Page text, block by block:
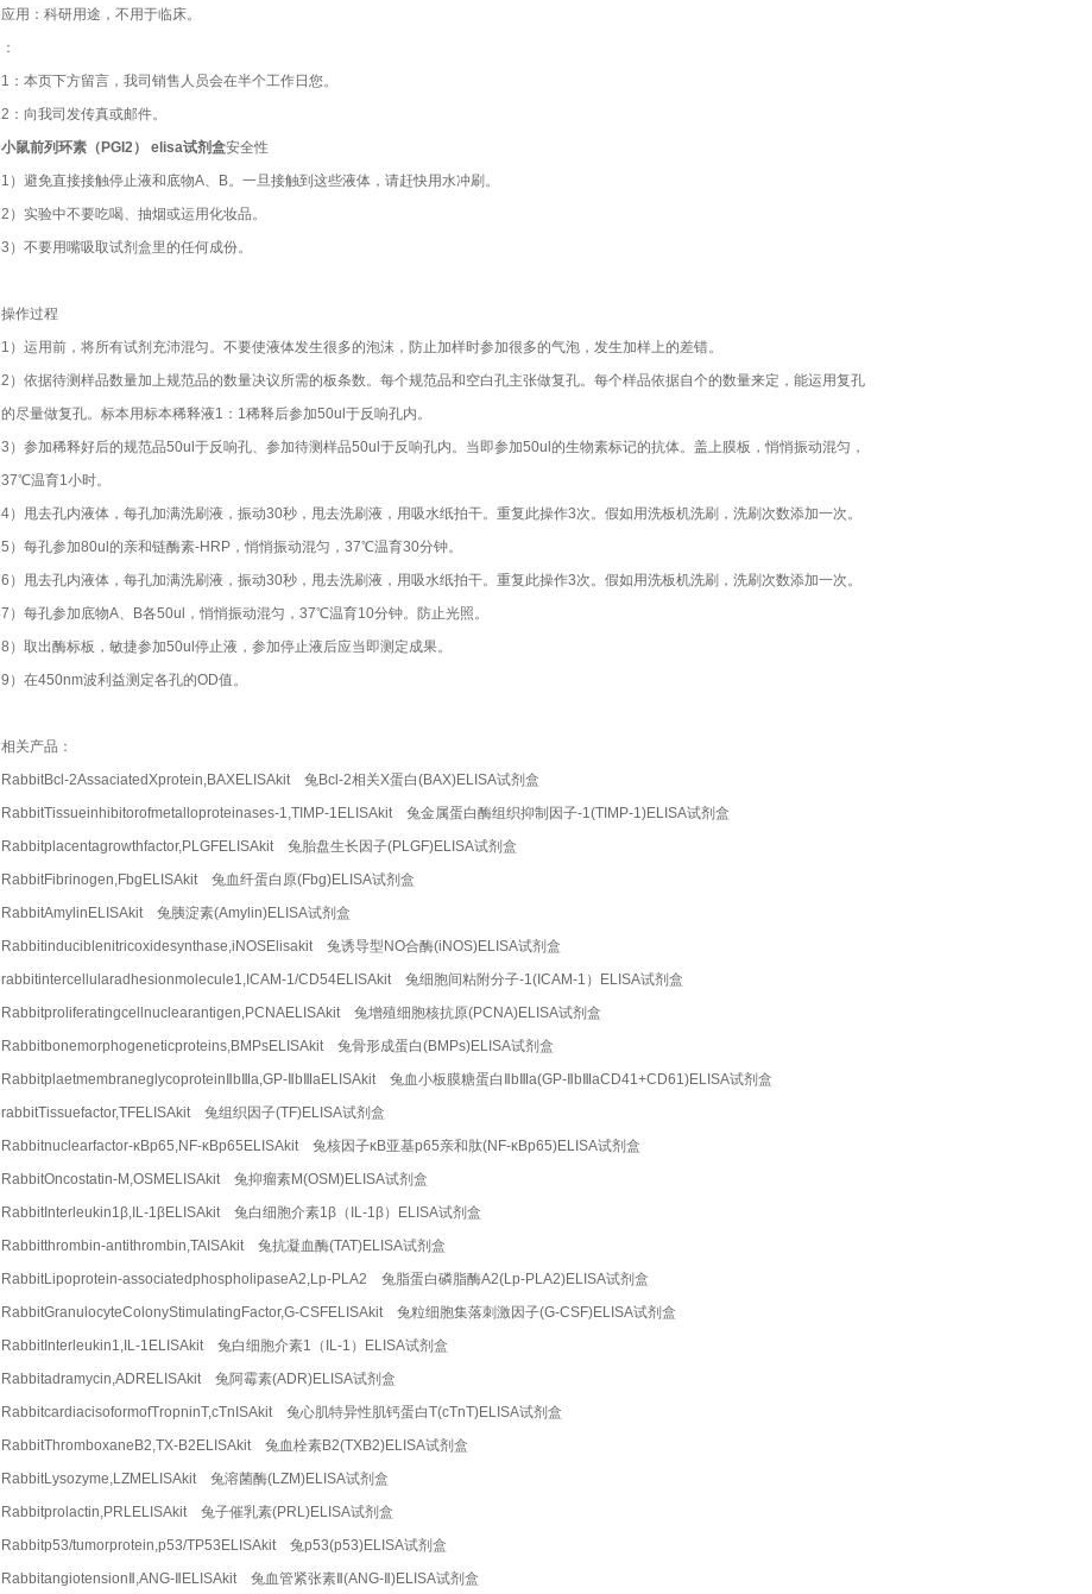
应用：科研用途，不用于临床。
：
1：本页下方留言，我司销售人员会在半个工作日您。
2：向我司发传真或邮件。
小鼠前列环素（PGI2） elisa试剂盒安全性
1）避免直接接触停止液和底物A、B。一旦接触到这些液体，请赶快用水冲刷。
2）实验中不要吃喝、抽烟或运用化妆品。
3）不要用嘴吸取试剂盒里的任何成份。
操作过程
1）运用前，将所有试剂充沛混匀。不要使液体发生很多的泡沫，防止加样时参加很多的气泡，发生加样上的差错。
2）依据待测样品数量加上规范品的数量决议所需的板条数。每个规范品和空白孔主张做复孔。每个样品依据自个的数量来定，能运用复孔
的尽量做复孔。标本用标本稀释液1：1稀释后参加50ul于反响孔内。
3）参加稀释好后的规范品50ul于反响孔、参加待测样品50ul于反响孔内。当即参加50ul的生物素标记的抗体。盖上膜板，悄悄振动混匀，
37℃温育1小时。
4）甩去孔内液体，每孔加满洗刷液，振动30秒，甩去洗刷液，用吸水纸拍干。重复此操作3次。假如用洗板机洗刷，洗刷次数添加一次。
5）每孔参加80ul的亲和链酶素-HRP，悄悄振动混匀，37℃温育30分钟。
6）甩去孔内液体，每孔加满洗刷液，振动30秒，甩去洗刷液，用吸水纸拍干。重复此操作3次。假如用洗板机洗刷，洗刷次数添加一次。
7）每孔参加底物A、B各50ul，悄悄振动混匀，37℃温育10分钟。防止光照。
8）取出酶标板，敏捷参加50ul停止液，参加停止液后应当即测定成果。
9）在450nm波利益测定各孔的OD值。
相关产品：
RabbitBcl-2AssaciatedXprotein,BAXELISAkit 兔Bcl-2相关X蛋白(BAX)ELISA试剂盒
RabbitTissueinhibitorofmetalloproteinases-1,TIMP-1ELISAkit 兔金属蛋白酶组织抑制因子-1(TIMP-1)ELISA试剂盒
Rabbitplacentagrowthfactor,PLGFELISAkit 兔胎盘生长因子(PLGF)ELISA试剂盒
RabbitFibrinogen,FbgELISAkit 兔血纤蛋白原(Fbg)ELISA试剂盒
RabbitAmylinELISAkit 兔胰淀素(Amylin)ELISA试剂盒
Rabbitinduciblenitricoxidesynthase,iNOSElisakit 兔诱导型NO合酶(iNOS)ELISA试剂盒
rabbitintercellularadhesionmolecule1,ICAM-1/CD54ELISAkit 兔细胞间粘附分子-1(ICAM-1）ELISA试剂盒
Rabbitproliferatingcellnuclearantigen,PCNAELISAkit 兔增殖细胞核抗原(PCNA)ELISA试剂盒
Rabbitbonemorphogeneticproteins,BMPsELISAkit 兔骨形成蛋白(BMPs)ELISA试剂盒
RabbitplaetmembraneglycoproteinⅡbⅢa,GP-ⅡbⅢaELISAkit 兔血小板膜糖蛋白ⅡbⅢa(GP-ⅡbⅢaCD41+CD61)ELISA试剂盒
rabbitTissuefactor,TFELISAkit 兔组织因子(TF)ELISA试剂盒
Rabbitnuclearfactor-κBp65,NF-κBp65ELISAkit 兔核因子κB亚基p65亲和肽(NF-κBp65)ELISA试剂盒
RabbitOncostatin-M,OSMELISAkit 兔抑瘤素M(OSM)ELISA试剂盒
RabbitInterleukin1β,IL-1βELISAkit 兔白细胞介素1β（IL-1β）ELISA试剂盒
Rabbitthrombin-antithrombin,TAISAkit 兔抗凝血酶(TAT)ELISA试剂盒
RabbitLipoprotein-associatedphospholipaseA2,Lp-PLA2 兔脂蛋白磷脂酶A2(Lp-PLA2)ELISA试剂盒
RabbitGranulocyteColonyStimulatingFactor,G-CSFELISAkit 兔粒细胞集落刺激因子(G-CSF)ELISA试剂盒
RabbitInterleukin1,IL-1ELISAkit 兔白细胞介素1（IL-1）ELISA试剂盒
Rabbitadramycin,ADRELISAkit 兔阿霉素(ADR)ELISA试剂盒
RabbitcardiacisoformofTropninT,cTnISAkit 兔心肌特异性肌钙蛋白T(cTnT)ELISA试剂盒
RabbitThromboxaneB2,TX-B2ELISAkit 兔血栓素B2(TXB2)ELISA试剂盒
RabbitLysozyme,LZMELISAkit 兔溶菌酶(LZM)ELISA试剂盒
Rabbitprolactin,PRLELISAkit 兔子催乳素(PRL)ELISA试剂盒
Rabbitp53/tumorprotein,p53/TP53ELISAkit 兔p53(p53)ELISA试剂盒
RabbitangiotensionⅡ,ANG-ⅡELISAkit 兔血管紧张素Ⅱ(ANG-Ⅱ)ELISA试剂盒